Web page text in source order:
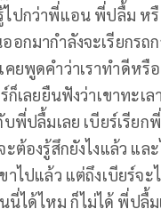
ไปกว่าพี่แอน พี่ปลื้ม ห
อกมากำลังจะเรียกร
ยพูดคำว่าเราทำดีหรื
ก็เลยยืนฟังว่าเขาทะ
พี่ปลื้มเลย เบียร์เรีย
ะต้องรู้สึกยังไงแล้ว แ
ไปแล้ว แต่ถึงเบียร์จ
ด้ไหม ก็ไม่ได้ พี่ปลื้ม